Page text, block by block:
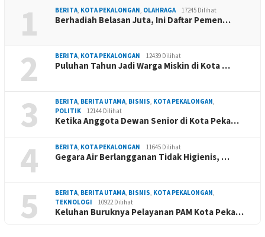
1 BERITA, KOTA PEKALONGAN, OLAHRAGA 17245 Dilihat
Berhadiah Belasan Juta, Ini Daftar Pemen…
2 BERITA, KOTA PEKALONGAN 12439 Dilihat
Puluhan Tahun Jadi Warga Miskin di Kota …
3 BERITA, BERITA UTAMA, BISNIS, KOTA PEKALONGAN,
POLITIK
12144 Dilihat
Ketika Anggota Dewan Senior di Kota Peka…
4 BERITA, KOTA PEKALONGAN 11645 Dilihat
Gegara Air Berlangganan Tidak Higienis, …
5 BERITA, BERITA UTAMA, BISNIS, KOTA PEKALONGAN,
TEKNOLOGI
10922 Dilihat
Keluhan Buruknya Pelayanan PAM Kota Peka…